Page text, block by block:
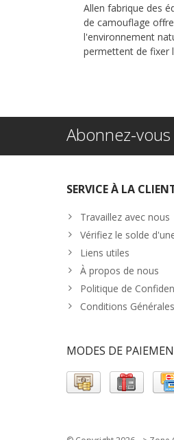
Allen fabrique des
de camouflage
l'environnement
permettent de fixer
Abonnez-
SERVICE À LA
Travaillez avec nous
Vérifiez le solde
Liens utiles
À propos de nous
Politique de
Conditions Générales
MODES DE